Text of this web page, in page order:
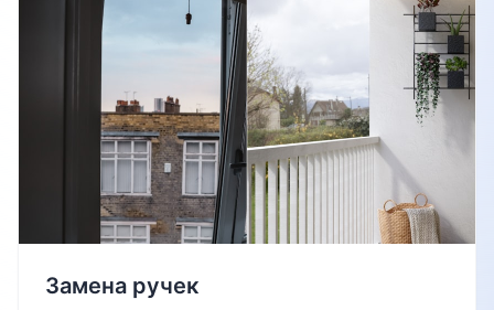
Замена ручек